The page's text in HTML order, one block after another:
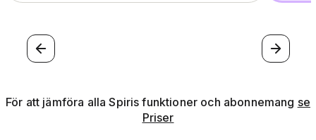
Föregående Nästa
För att jämföra alla Spiris funktioner och abonnemang se
Priser